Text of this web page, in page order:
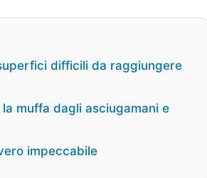
difficili da raggiungere
muffa dagli asciugamani e
impeccabile